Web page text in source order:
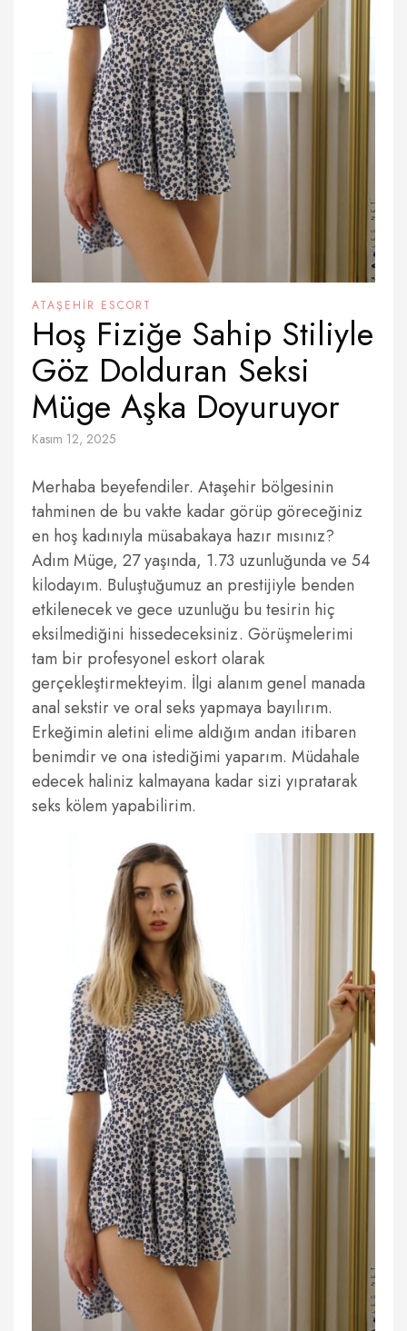
ATAŞEHIR ESCORT
Hoş Fiziğe Sahip Stiliyle
Göz Dolduran Seksi
Müge Aşka Doyuruyor
Kasım 12, 2025
Merhaba beyefendiler. Ataşehir bölgesinin
tahminen de bu vakte kadar görüp göreceğiniz
en hoş kadınıyla müsabakaya hazır mısınız?
Adım Müge, 27 yaşında, 1.73 uzunluğunda ve 54
kilodayım. Buluştuğumuz an prestijiyle benden
etkilenecek ve gece uzunluğu bu tesirin hiç
eksilmediğini hissedeceksiniz. Görüşmelerimi
tam bir profesyonel eskort olarak
gerçekleştirmekteyim. İlgi alanım genel manada
anal sekstir ve oral seks yapmaya bayılırım.
Erkeğimin aletini elime aldığım andan itibaren
benimdir ve ona istediğimi yaparım. Müdahale
edecek haliniz kalmayana kadar sizi yıpratarak
seks kölem yapabilirim.